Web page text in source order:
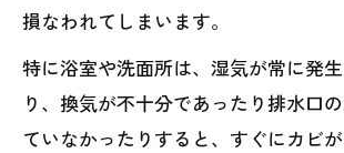
損なわれてしまいます。
特に浴室や洗面所は、湿気が常に発
り、換気が不十分であったり排水口
ていなかったりすると、すぐにカビ